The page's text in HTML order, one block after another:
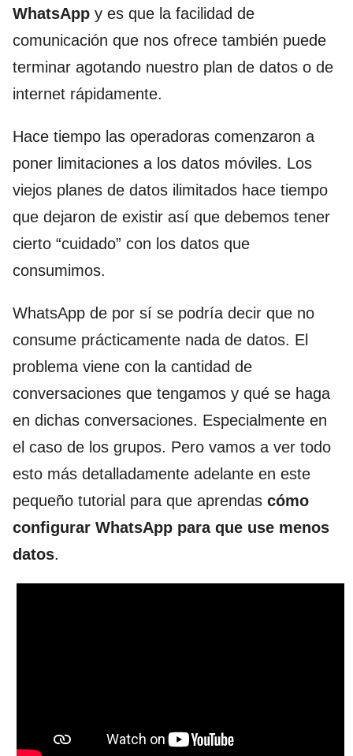
WhatsApp y es que la facilidad de
comunicación que nos ofrece también puede
terminar agotando nuestro plan de datos o de
internet rápidamente.
Hace tiempo las operadoras comenzaron a
poner limitaciones a los datos móviles. Los
viejos planes de datos ilimitados hace tiempo
que dejaron de existir así que debemos tener
cierto “cuidado” con los datos que
consumimos.
WhatsApp de por sí se podría decir que no
consume prácticamente nada de datos. El
problema viene con la cantidad de
conversaciones que tengamos y qué se haga
en dichas conversaciones. Especialmente en
el caso de los grupos. Pero vamos a ver todo
esto más detalladamente adelante en este
pequeño tutorial para que aprendas cómo
configurar WhatsApp para que use menos
datos.